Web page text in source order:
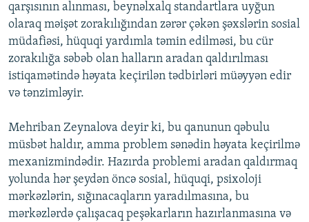
qarşısının alınması, beynəlxalq standartlara uyğun
olaraq məişət zorakılığından zərər çəkən şəxslərin sosial
müdafiəsi, hüquqi yardımla təmin edilməsi, bu cür
zorakılığa səbəb olan halların aradan qaldırılması
istiqamətində həyata keçirilən tədbirləri müəyyən edir
və tənzimləyir.
Mehriban Zeynalova deyir ki, bu qanunun qəbulu
müsbət haldır, amma problem sənədin həyata keçirilmə
mexanizmindədir. Hazırda problemi aradan qaldırmaq
yolunda hər şeydən öncə sosial, hüquqi, psixoloji
mərkəzlərin, sığınacaqların yaradılmasına, bu
mərkəzlərdə çalışacaq peşəkarların hazırlanmasına və